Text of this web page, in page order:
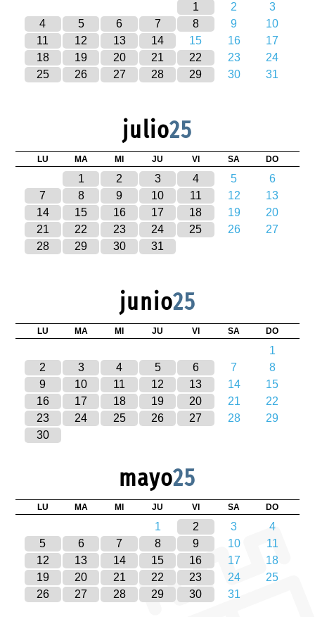
1 2
3
4
5 6 7 8 9
10
11
12 13 14 15 16
17
18
19 20 21 22 23
24
25
26 27 28 29 30 31
julio25
LU MA MI JU VI SA DO
1 2 3 4 5
6
7
8 9 10 11 12
13
14
15 16 17 18 19
20
21
22 23 24 25 26
27
28
29 30 31
junio25
LU MA MI JU VI SA DO
1
2
3 4 5 6 7
8
9
10 11 12 13 14
15
16
17 18 19 20 21
22
23
24 25 26 27 28
29
30
mayo25
LU MA MI JU VI SA DO
1 2 3
4
5
6 7 8 9 10
11
12
13 14 15 16 17
18
19
20 21 22 23 24
25
26
27 28 29 30 31